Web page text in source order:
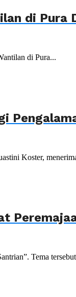
di Pura
di Pura...
Koster,
Tema